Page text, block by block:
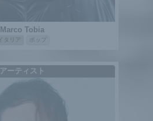
Marco Tobia
イタリア ポップ
アーティスト